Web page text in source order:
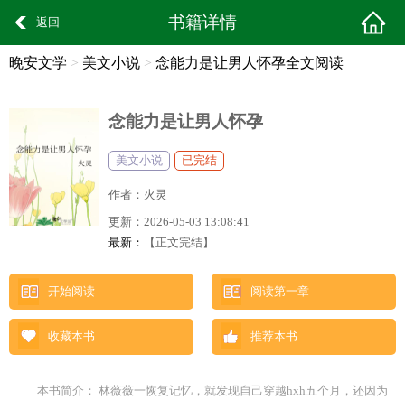
返回 书籍详情
晚安文学 > 美文小说 > 念能力是让男人怀孕全文阅读
念能力是让男人怀孕
美文小说 已完结
作者： 火灵
更新： 2026-05-03 13:08:41
最新：
【正文完结】
开始阅读 阅读第一章
收藏本书 推荐本书
本书简介： 林薇薇一恢复记忆，就发现自己穿越hxh五个月，还因为